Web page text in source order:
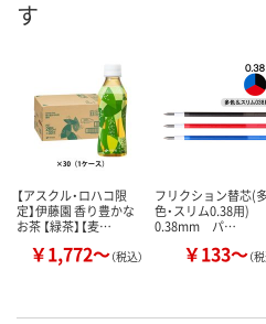
す
【アスクル・ロハコ限
定】伊藤園 香り豊かな
お茶 【緑茶】【麦…
￥1,772～（税込）
フリクション替芯(多
色・スリム0.38用)
0.38mm パ…
￥133～（